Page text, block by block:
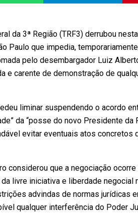
da 3ª Região (TRF3) derrubou
Paulo que impedia,
pelo desembargador Luiz
e carente de demonstração de
liminar suspendendo o acordo
da “posse do novo Presidente da
evitar eventuais atos concretos
considerou que a negociação
livre iniciativa e liberdade negocial
advindas de normas jurídicas
qualquer interferência do Poder